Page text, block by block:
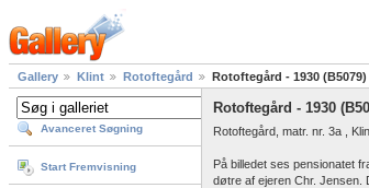
Gallery Klint Rotoftegård Rotoftegård - 1930 (B5079)
Avanceret Søgning
Start Fremvisning
Rotoftegård - 1930
Rotoftegård, matr. nr. 3a ,
På billedet ses pensionatet
døtre af ejeren Chr. Jensen.